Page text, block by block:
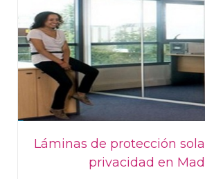
Láminas de protección
privacidad en